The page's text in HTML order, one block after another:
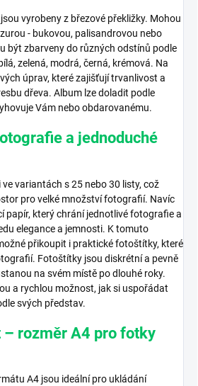
vyrobeny z březové překližky. Mohou
- bukovou, palisandrovou nebo
být zbarveny do různých odstínů podle
zelená, modrá, černá, krémová. Na
úprav, které zajišťují trvanlivost a
dřeva. Album lze doladit podle
Vám nebo obdarovanému.
a jednoduché
variantách s 25 nebo 30 listy, což
pro velké množství fotografií. Navíc
papír, který chrání jednotlivé fotografie a
elegance a jemnosti. K tomuto
přikoupit i praktické fotoštítky, které
Fotoštítky jsou diskrétní a pevně
na svém místě po dlouhé roky.
a rychlou možnost, jak si uspořádat
svých představ.
rozměr A4 pro fotky
A4 jsou ideální pro ukládání